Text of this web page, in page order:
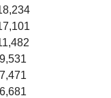
9,531
7,471
6,681